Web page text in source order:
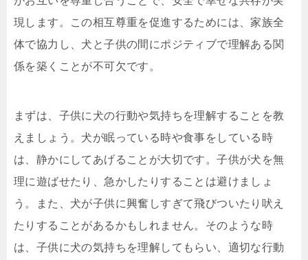
現します。この相互尊重を促進するためには、家族全
体で協力し、犬と子供の間にポジティブで理解ある関
係を築くことが不可欠です。
まずは、子供に犬の行動や気持ちを理解することを教
えましょう。犬が眠っている時や食事をしている時
は、静かにしてあげることが大切です。子供が犬を無
理に遊ばせたり、急かしたりすることは避けましょ
う。また、犬が子供に興奮しすぎて飛びついたり吠え
たりすることがあるかもしれません。そのような時
は、子供に犬の気持ちを理解してもらい、適切な行動